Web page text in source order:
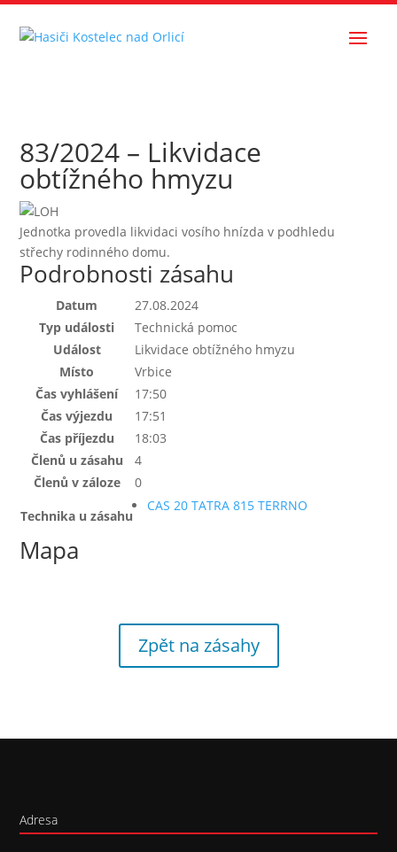
83/2024 – Likvidace
obtížného hmyzu
Jednotka provedla likvidaci vosího hnízda v podhledu
střechy rodinného domu.
Podrobnosti zásahu
Datum
27.08.2024
Typ události
Technická pomoc
Událost
Likvidace obtížného hmyzu
Místo
Vrbice
Čas vyhlášení
17:50
Čas výjezdu
17:51
Čas příjezdu
18:03
Členů u zásahu
4
Členů v záloze
0
Technika u zásahu
CAS 20 TATRA 815 TERRNO
Mapa
Zpět na zásahy
Adresa